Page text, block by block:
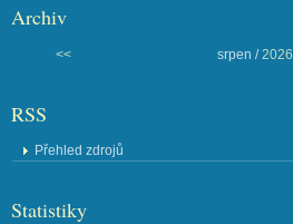
Archiv
<< srpen /2026
RSS
Přehled zdrojů
Statistiky